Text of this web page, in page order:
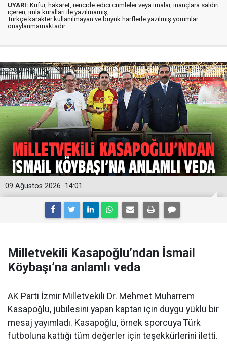
UYARI: Küfür, hakaret, rencide edici cümleler veya imalar, inançlara saldırı
içeren, imla kuralları ile yazılmamış,
Türkçe karakter kullanılmayan ve büyük harflerle yazılmış yorumlar
onaylanmamaktadır.
14:01
09 Ağustos 2026
Milletvekili Kasapoğlu’ndan İsmail
Köybaşı’na anlamlı veda
AK Parti İzmir Milletvekili Dr. Mehmet Muharrem
Kasapoğlu, jübilesini yapan kaptan için duygu yüklü bir
mesaj yayımladı. Kasapoğlu, örnek sporcuya Türk
futboluna kattığı tüm değerler için teşekkürlerini iletti.